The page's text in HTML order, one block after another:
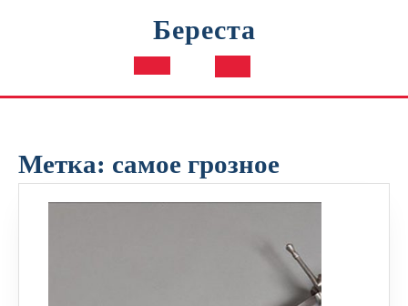
Береста
Кнопка
Метка: самое грозное